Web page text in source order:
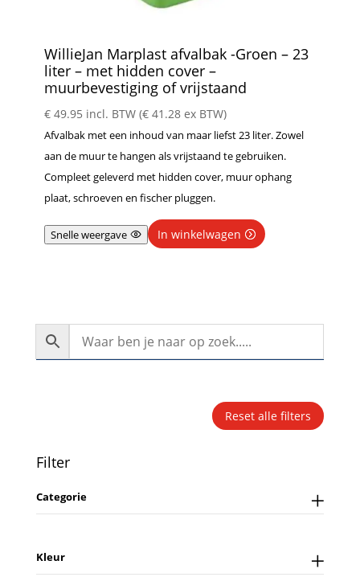
WillieJan Marplast afvalbak -Groen – 23
liter – met hidden cover –
muurbevestiging of vrijstaand
€49.95 incl. BTW (€41.28ex BTW)
Afvalbak met een inhoud van maar liefst 23 liter. Zowel
aan de muur te hangen als vrijstaand te gebruiken.
Compleet geleverd met hidden cover, muur ophang
plaat, schroeven en fischer pluggen.
Snelle weergave In winkelwagen
Reset alle filters
Filter
Categorie
Kleur